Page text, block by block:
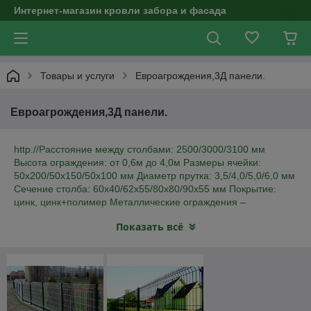
Интернет-магазин кровли забора и фасада
Товары и услуги Евроагрождения,3Д панели.
Евроагрождения,3Д панели.
http://Расстояние между столбами: 2500/3000/3100 мм
Высота ограждения: от 0,6м до 4,0м Размеры ячейки:
50х200/50х150/50х100 мм Диаметр прутка: 3,5/4,0/5,0/6,0 мм
Сечение столба: 60х40/62х55/80х80/90х55 мм Покрытие:
цинк, цинк+полимер Металлические ограждения –
торгово-промышленных объектов, территории парков и
Доступным вариантом ограждения являются сетчатые 3D
заборы. Особенности конструкции секционных 3D заборов
Комплектация 3D ограждений при поставке включает
следующие элементы: Столб с крышкой – прямоугольное
Показать всё